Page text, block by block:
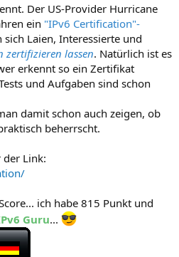
Der US-Provider Hurricane
ein "IPv6 Certification"-
sich Laien, Interessierte und
zertifizieren lassen. Natürlich ist es
erkennt so ein Zertifikat
und Aufgaben sind schon
damit schon auch zeigen, ob
beherrscht.
der Link:
ich habe 815 Punkt und
Guru...